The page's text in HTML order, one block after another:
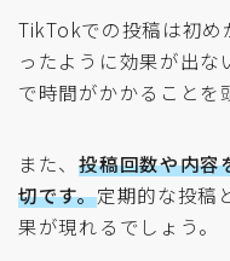
TikTokでの投稿は初め
ったように効果が出な
で時間がかかることを
また、投稿回数や内容
切です。定期的な投稿
果が現れるでしょう。